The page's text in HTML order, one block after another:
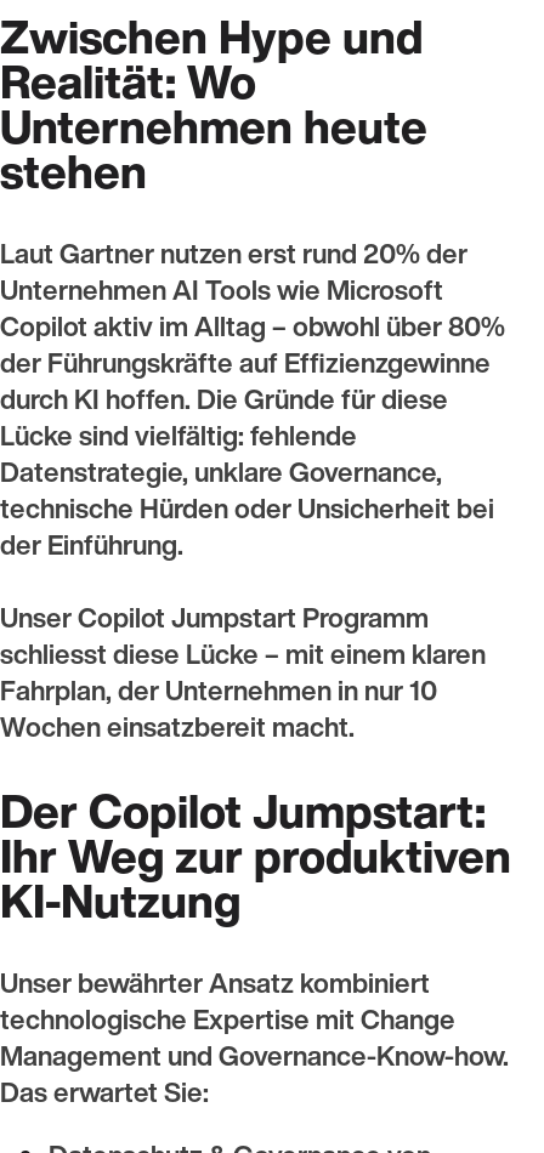
Zwischen Hype und
Realität: Wo
Unternehmen heute
stehen
Laut Gartner nutzen erst rund 20% der
Unternehmen AI Tools wie Microsoft
Copilot aktiv im Alltag – obwohl über 80%
der Führungskräfte auf Effizienzgewinne
durch KI hoffen. Die Gründe für diese
Lücke sind vielfältig: fehlende
Datenstrategie, unklare Governance,
technische Hürden oder Unsicherheit bei
der Einführung.
Unser Copilot Jumpstart Programm
schliesst diese Lücke – mit einem klaren
Fahrplan, der Unternehmen in nur 10
Wochen einsatzbereit macht.
Der Copilot Jumpstart:
Ihr Weg zur produktiven
KI-Nutzung
Unser bewährter Ansatz kombiniert
technologische Expertise mit Change
Management und Governance-Know-how.
Das erwartet Sie: